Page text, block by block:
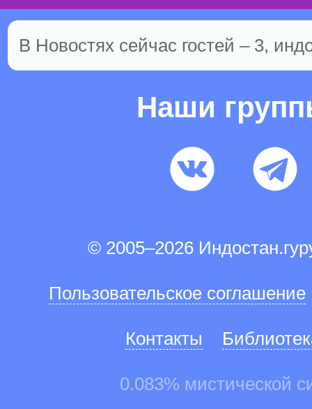
В Новостях сейчас гостей – 3,
Наши
© 2005–2026
Пользовательское соглашение
Контакты
0.083% мистической